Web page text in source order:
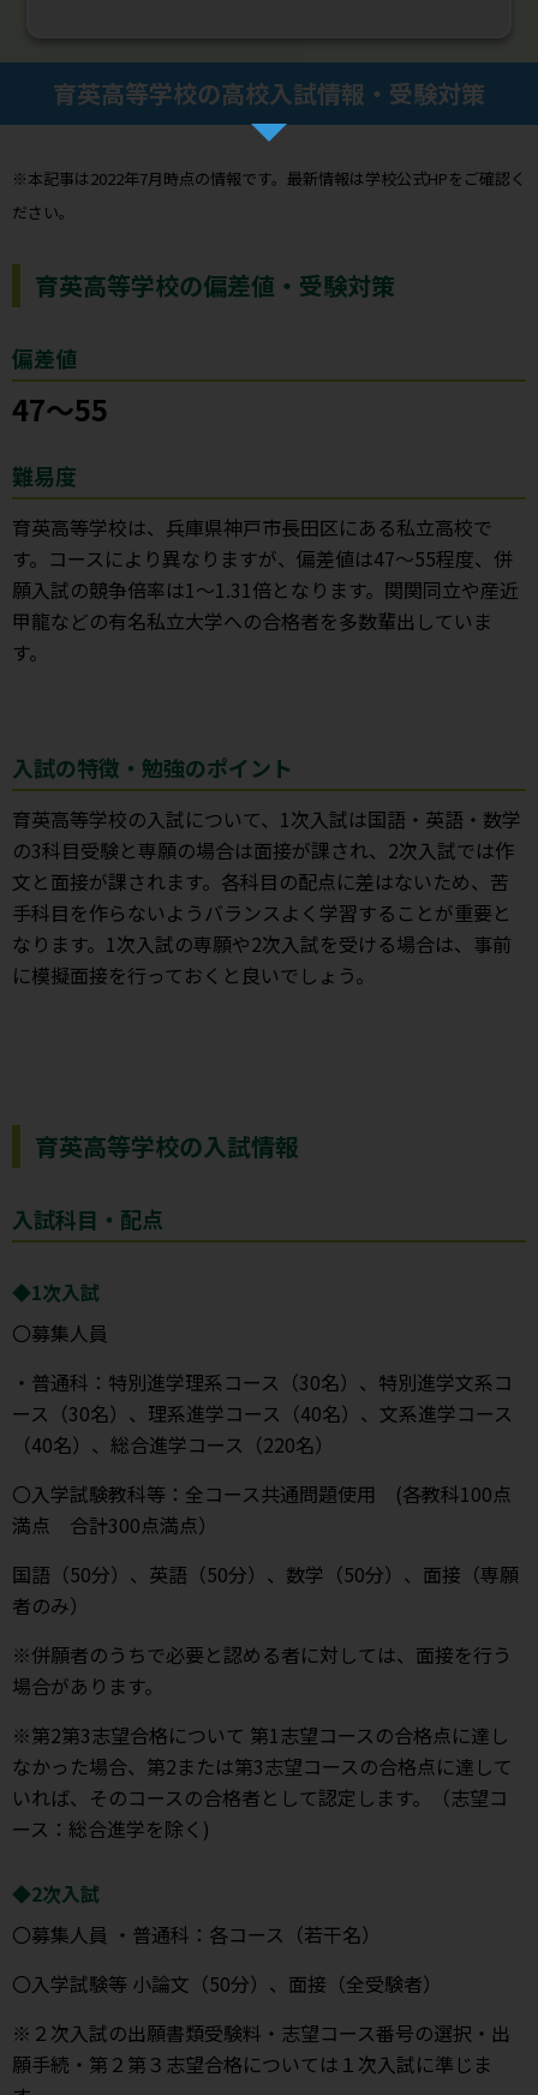
育英高等学校の高校入試情報・受験対策
※本記事は2022年7月時点の情報です。最新情報は学校公式HPをご確認く
ださい。
育英高等学校の偏差値・受験対策
偏差値
47～55
難易度
育英高等学校は、兵庫県神戸市長田区にある私立高校で
す。コースにより異なりますが、偏差値は47～55程度、併
願入試の競争倍率は1～1.31倍となります。関関同立や産近
甲龍などの有名私立大学への合格者を多数輩出していま
す。
入試の特徴・勉強のポイント
育英高等学校の入試について、1次入試は国語・英語・数学
の3科目受験と専願の場合は面接が課され、2次入試では作
文と面接が課されます。各科目の配点に差はないため、苦
手科目を作らないようバランスよく学習することが重要と
なります。1次入試の専願や2次入試を受ける場合は、事前
に模擬面接を行っておくと良いでしょう。
育英高等学校の入試情報
入試科目・配点
◆1次入試
〇募集人員
・普通科：特別進学理系コース（30名）、特別進学文系コ
ース（30名）、理系進学コース（40名）、文系進学コース
（40名）、総合進学コース（220名）
〇入学試験教科等：全コース共通問題使用 (各教科100点
満点 合計300点満点）
国語（50分）、英語（50分）、数学（50分）、面接（専願
者のみ）
※併願者のうちで必要と認める者に対しては、面接を行う
場合があります。
※第2第3志望合格について 第1志望コースの合格点に達し
なかった場合、第2または第3志望コースの合格点に達して
いれば、そのコースの合格者として認定します。（志望コ
ース：総合進学を除く)
◆2次入試
〇募集人員 ・普通科：各コース（若干名）
〇入学試験等 小論文（50分）、面接（全受験者）
※２次入試の出願書類受験料・志望コース番号の選択・出
願手続・第２第３志望合格については１次入試に準じま